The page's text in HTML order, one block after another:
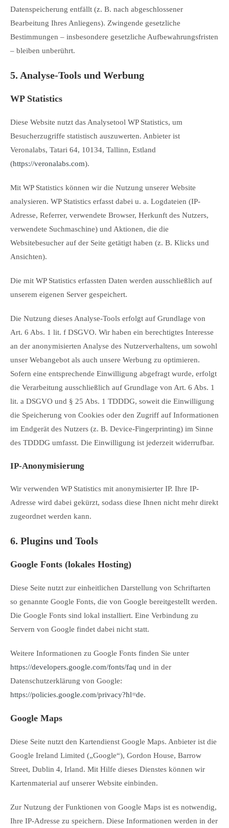
Datenspeicherung entfällt (z. B. nach abgeschlossener
Bearbeitung Ihres Anliegens). Zwingende gesetzliche
Bestimmungen – insbesondere gesetzliche Aufbewahrungsfristen
– bleiben unberührt.
5. Analyse-Tools und Werbung
WP Statistics
Diese Website nutzt das Analysetool WP Statistics, um
Besucherzugriffe statistisch auszuwerten. Anbieter ist
Veronalabs, Tatari 64, 10134, Tallinn, Estland
(https://veronalabs.com).
Mit WP Statistics können wir die Nutzung unserer Website
analysieren. WP Statistics erfasst dabei u. a. Logdateien (IP-
Adresse, Referrer, verwendete Browser, Herkunft des Nutzers,
verwendete Suchmaschine) und Aktionen, die die
Websitebesucher auf der Seite getätigt haben (z. B. Klicks und
Ansichten).
Die mit WP Statistics erfassten Daten werden ausschließlich auf
unserem eigenen Server gespeichert.
Die Nutzung dieses Analyse-Tools erfolgt auf Grundlage von
Art. 6 Abs. 1 lit. f DSGVO. Wir haben ein berechtigtes Interesse
an der anonymisierten Analyse des Nutzerverhaltens, um sowohl
unser Webangebot als auch unsere Werbung zu optimieren.
Sofern eine entsprechende Einwilligung abgefragt wurde, erfolgt
die Verarbeitung ausschließlich auf Grundlage von Art. 6 Abs. 1
lit. a DSGVO und § 25 Abs. 1 TDDDG, soweit die Einwilligung
die Speicherung von Cookies oder den Zugriff auf Informationen
im Endgerät des Nutzers (z. B. Device-Fingerprinting) im Sinne
des TDDDG umfasst. Die Einwilligung ist jederzeit widerrufbar.
IP-Anonymisierung
Wir verwenden WP Statistics mit anonymisierter IP. Ihre IP-
Adresse wird dabei gekürzt, sodass diese Ihnen nicht mehr direkt
zugeordnet werden kann.
6. Plugins und Tools
Google Fonts (lokales Hosting)
Diese Seite nutzt zur einheitlichen Darstellung von Schriftarten
so genannte Google Fonts, die von Google bereitgestellt werden.
Die Google Fonts sind lokal installiert. Eine Verbindung zu
Servern von Google findet dabei nicht statt.
Weitere Informationen zu Google Fonts finden Sie unter
https://developers.google.com/fonts/faq und in der
Datenschutzerklärung von Google:
https://policies.google.com/privacy?hl=de.
Google Maps
Diese Seite nutzt den Kartendienst Google Maps. Anbieter ist die
Google Ireland Limited („Google“), Gordon House, Barrow
Street, Dublin 4, Irland. Mit Hilfe dieses Dienstes können wir
Kartenmaterial auf unserer Website einbinden.
Zur Nutzung der Funktionen von Google Maps ist es notwendig,
Ihre IP-Adresse zu speichern. Diese Informationen werden in der